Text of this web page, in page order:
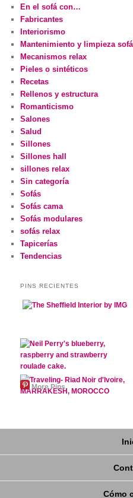
En el sofá con…
Fabricantes
Interiorismo
Mantenimiento y limpieza
Mecanismos relax
Pieles o sintéticos
Recetas
Rellenos y estructura
Romanticismo
Salones
Salud
Sillones
Sillones hall
sillones relax
Sin categoría
Sofás
Sofás cama
Sofás modulares
sofás relax
Tapicerías
Tendencias
PINS RECIENTES
More Pins
Cómo